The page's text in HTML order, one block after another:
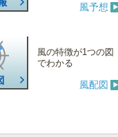
風予想
風の特徴が1つの図
でわかる
風配図